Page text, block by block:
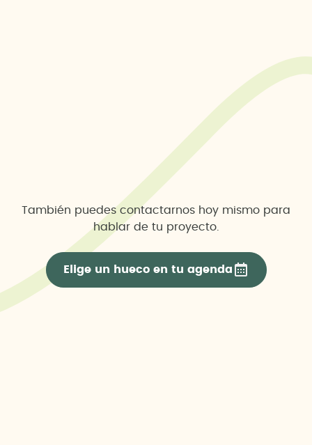
También puedes contactarnos hoy mismo para
hablar de tu proyecto.
Elige un hueco en tu agenda